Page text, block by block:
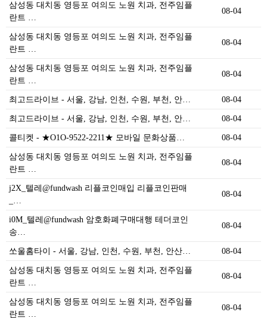
삼성동 대치동 영등포 여의도 노원 치과, 전주임플
란트 …
08-04
삼성동 대치동 영등포 여의도 노원 치과, 전주임플
란트 …
08-04
삼성동 대치동 영등포 여의도 노원 치과, 전주임플
란트 …
08-04
최고드라이브 - 서울, 강남, 인천, 수원, 부천, 안… 08-04
최고드라이브 - 서울, 강남, 인천, 수원, 부천, 안… 08-04
콜티켓 - ★O1O-9522-2211★ 모바일 문화상품… 08-04
삼성동 대치동 영등포 여의도 노원 치과, 전주임플
란트 …
08-04
j2X_텔레@fundwash 리플코인매입 리플코인판매
_…
08-04
i0M_텔레@fundwash 암호화폐구매대행 테더코인
송…
08-04
쏘울홈타이 - 서울, 강남, 인천, 수원, 부천, 안산… 08-04
삼성동 대치동 영등포 여의도 노원 치과, 전주임플
란트 …
08-04
삼성동 대치동 영등포 여의도 노원 치과, 전주임플
란트 …
08-04